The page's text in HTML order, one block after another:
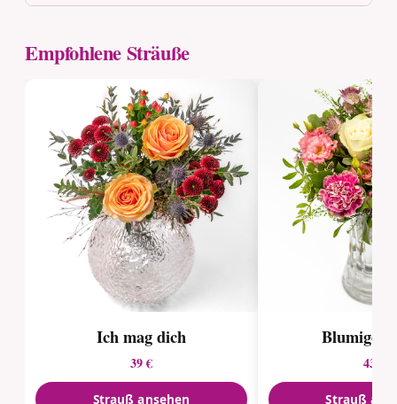
Empfohlene Sträuße
Ich mag dich
39 €
Strauß ansehen
Blumiger
43 €
Strauß